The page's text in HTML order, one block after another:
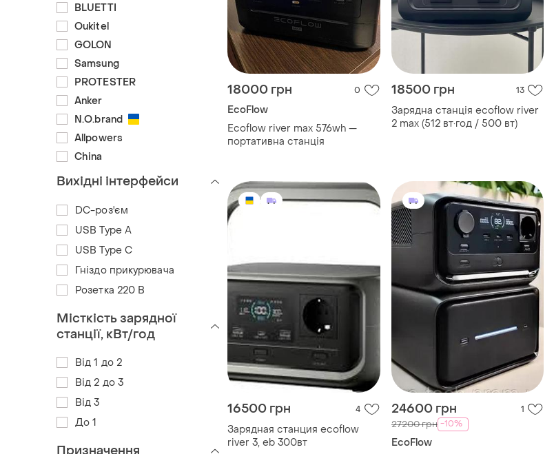
18000 грн 0
EcoFlow
Ecoflow river max 576wh —
портативна станція
18500 грн 13
Зарядна станція ecoflow river
2 max (512 вт·год / 500 вт)
16500 грн 4
Зарядная станция ecoflow
river 3, eb 300вт
24600 грн 1
27200 грн -10%
EcoFlow
BLUETTI
Oukitel
GOLON
Samsung
PROTESTER
Anker
N.O.brand
Allpowers
China
Вихідні інтерфейси
DC-роз'єм
USB Type A
USB Type C
Гніздо прикурювача
Розетка 220 В
Місткість зарядної
станції, кВт/год
Від 1 до 2
Від 2 до 3
Від 3
До 1
Призначення